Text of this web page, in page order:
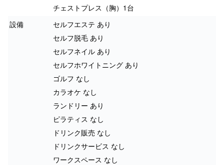
チェストプレス（胸）1台
設備
セルフエステ あり
セルフ脱毛 あり
セルフネイル あり
セルフホワイトニング あり
ゴルフ なし
カラオケ なし
ランドリー あり
ピラティス なし
ドリンク販売 なし
ドリンクサービス なし
ワークスペース なし